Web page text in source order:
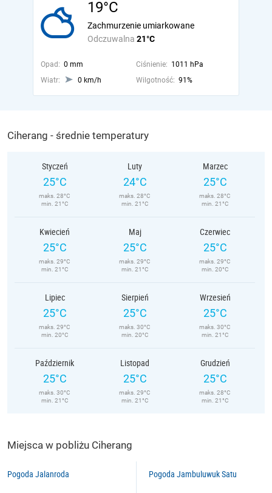
19°C
Odczuwalna 21°C
Zachmurzenie umiarkowane
Opad: 0 mm Ciśnienie: 1011 hPa
Wiatr:
0 km/h Wilgotność: 91%
Ciherang - średnie temperatury
Styczeń
25°C
maks. 28°C
min. 21°C
Luty
24°C
maks. 28°C
min. 21°C
Marzec
25°C
maks. 28°C
min. 21°C
Kwiecień
25°C
maks. 29°C
min. 21°C
Maj
25°C
maks. 29°C
min. 21°C
Czerwiec
25°C
maks. 29°C
min. 20°C
Lipiec
25°C
maks. 29°C
min. 20°C
Sierpień
25°C
maks. 30°C
min. 20°C
Wrzesień
25°C
maks. 30°C
min. 21°C
Październik
25°C
maks. 30°C
min. 21°C
Listopad
25°C
maks. 29°C
min. 21°C
Grudzień
25°C
maks. 28°C
min. 21°C
Miejsca w pobliżu Ciherang
Pogoda Jalanroda Pogoda Jambuluwuk Satu